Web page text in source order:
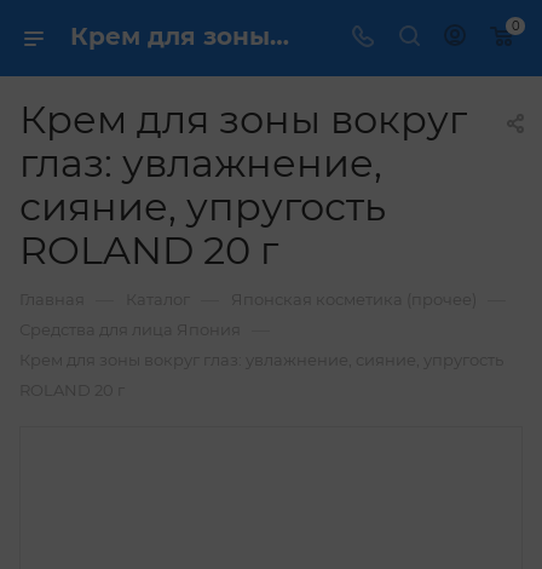
Крем для зоны вокруг глаз: увлажнение, сияние, упругость ROLAND 20 г купить по выгодной цене в интернет магазине 0
Крем для зоны вокруг
глаз: увлажнение,
сияние, упругость
ROLAND 20 г